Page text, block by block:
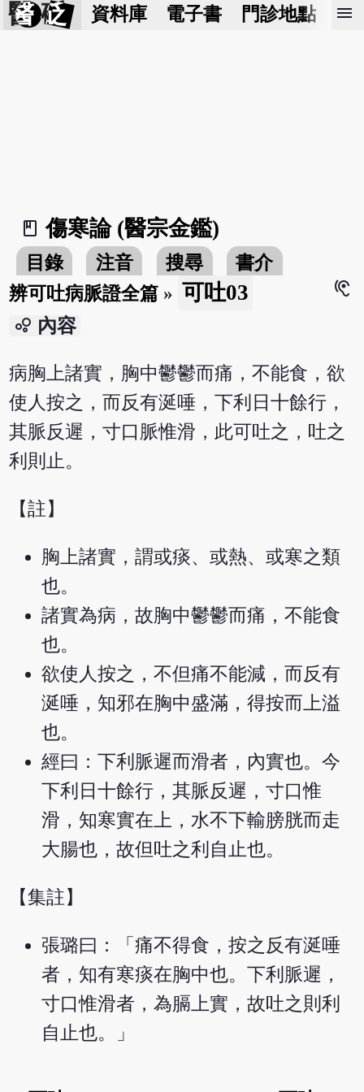
醫 砭 資料庫 電子書 門診地點 預
menu
book_2
傷寒論 (醫宗金鑑)
目錄 注音 搜尋
書介
辨可吐病脈證全篇 » 可吐03
hearing
bubble_chart 內容
病胸上諸實，胸中鬱鬱而痛，不能食，欲
使人按之，而反有涎唾，下利日十餘行，
其脈反遲，寸口脈惟滑，此可吐之，吐之
利則止。
【註】
胸上諸實，謂或痰、或熱、或寒之類
也。
諸實為病，故胸中鬱鬱而痛，不能食
也。
欲使人按之，不但痛不能減，而反有
涎唾，知邪在胸中盛滿，得按而上溢
也。
經曰：下利脈遲而滑者，內實也。今
下利日十餘行，其脈反遲，寸口惟
滑，知寒實在上，水不下輸膀胱而走
大腸也，故但吐之利自止也。
【集註】
張璐曰：「痛不得食，按之反有涎唾
者，知有寒痰在胸中也。下利脈遲，
寸口惟滑者，為膈上實，故吐之則利
自止也。」